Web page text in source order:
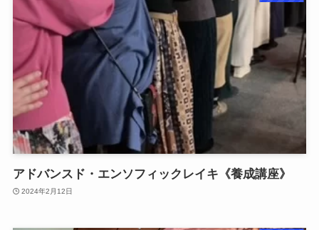
アドバンスド・エンソフィックレイキ《養成講座》
2024年2月12日